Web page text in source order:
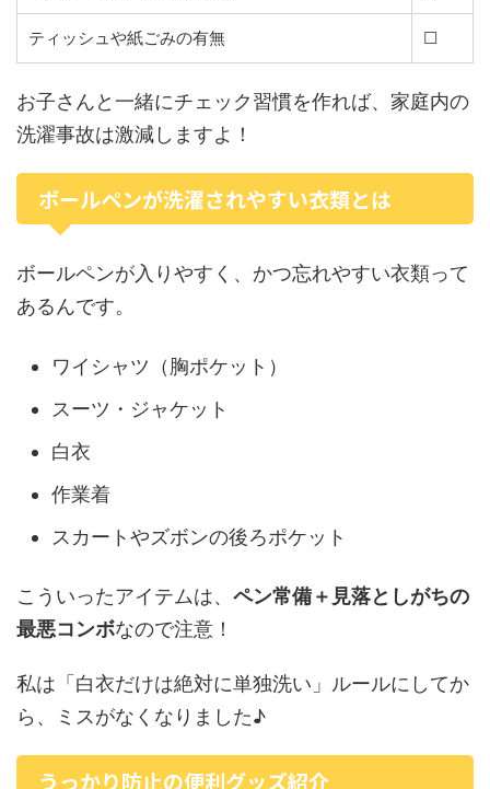
ティッシュや紙ごみの有無 ☐
お子さんと一緒にチェック習慣を作れば、家庭内の
洗濯事故は激減しますよ！
ボールペンが洗濯されやすい衣類とは
ボールペンが入りやすく、かつ忘れやすい衣類って
あるんです。
ワイシャツ（胸ポケット）
スーツ・ジャケット
白衣
作業着
スカートやズボンの後ろポケット
こういったアイテムは、 ペン常備＋見落としがちの
最悪コンボなので注意！
私は「白衣だけは絶対に単独洗い」ルールにしてか
ら、ミスがなくなりました♪
うっかり防止の便利グッズ紹介